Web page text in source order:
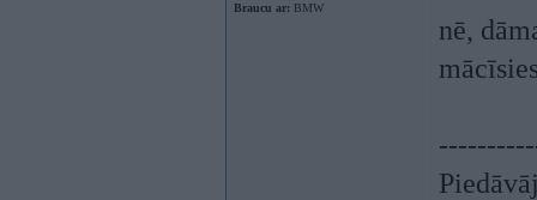
Braucu ar: BMW
nē,